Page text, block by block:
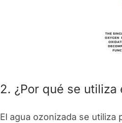
2. ¿Por qué se utiliza
El agua ozonizada se